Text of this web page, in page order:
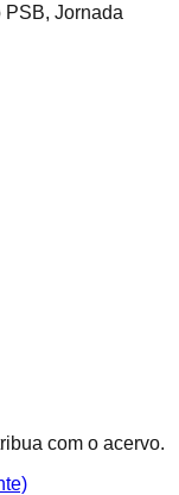
Jornada
com o acervo.